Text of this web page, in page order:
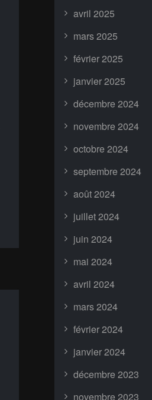
avril 2025
mars 2025
février 2025
janvier 2025
décembre 2024
novembre 2024
octobre 2024
septembre 2024
août 2024
juillet 2024
juin 2024
mai 2024
avril 2024
mars 2024
février 2024
janvier 2024
décembre 2023
novembre 2023